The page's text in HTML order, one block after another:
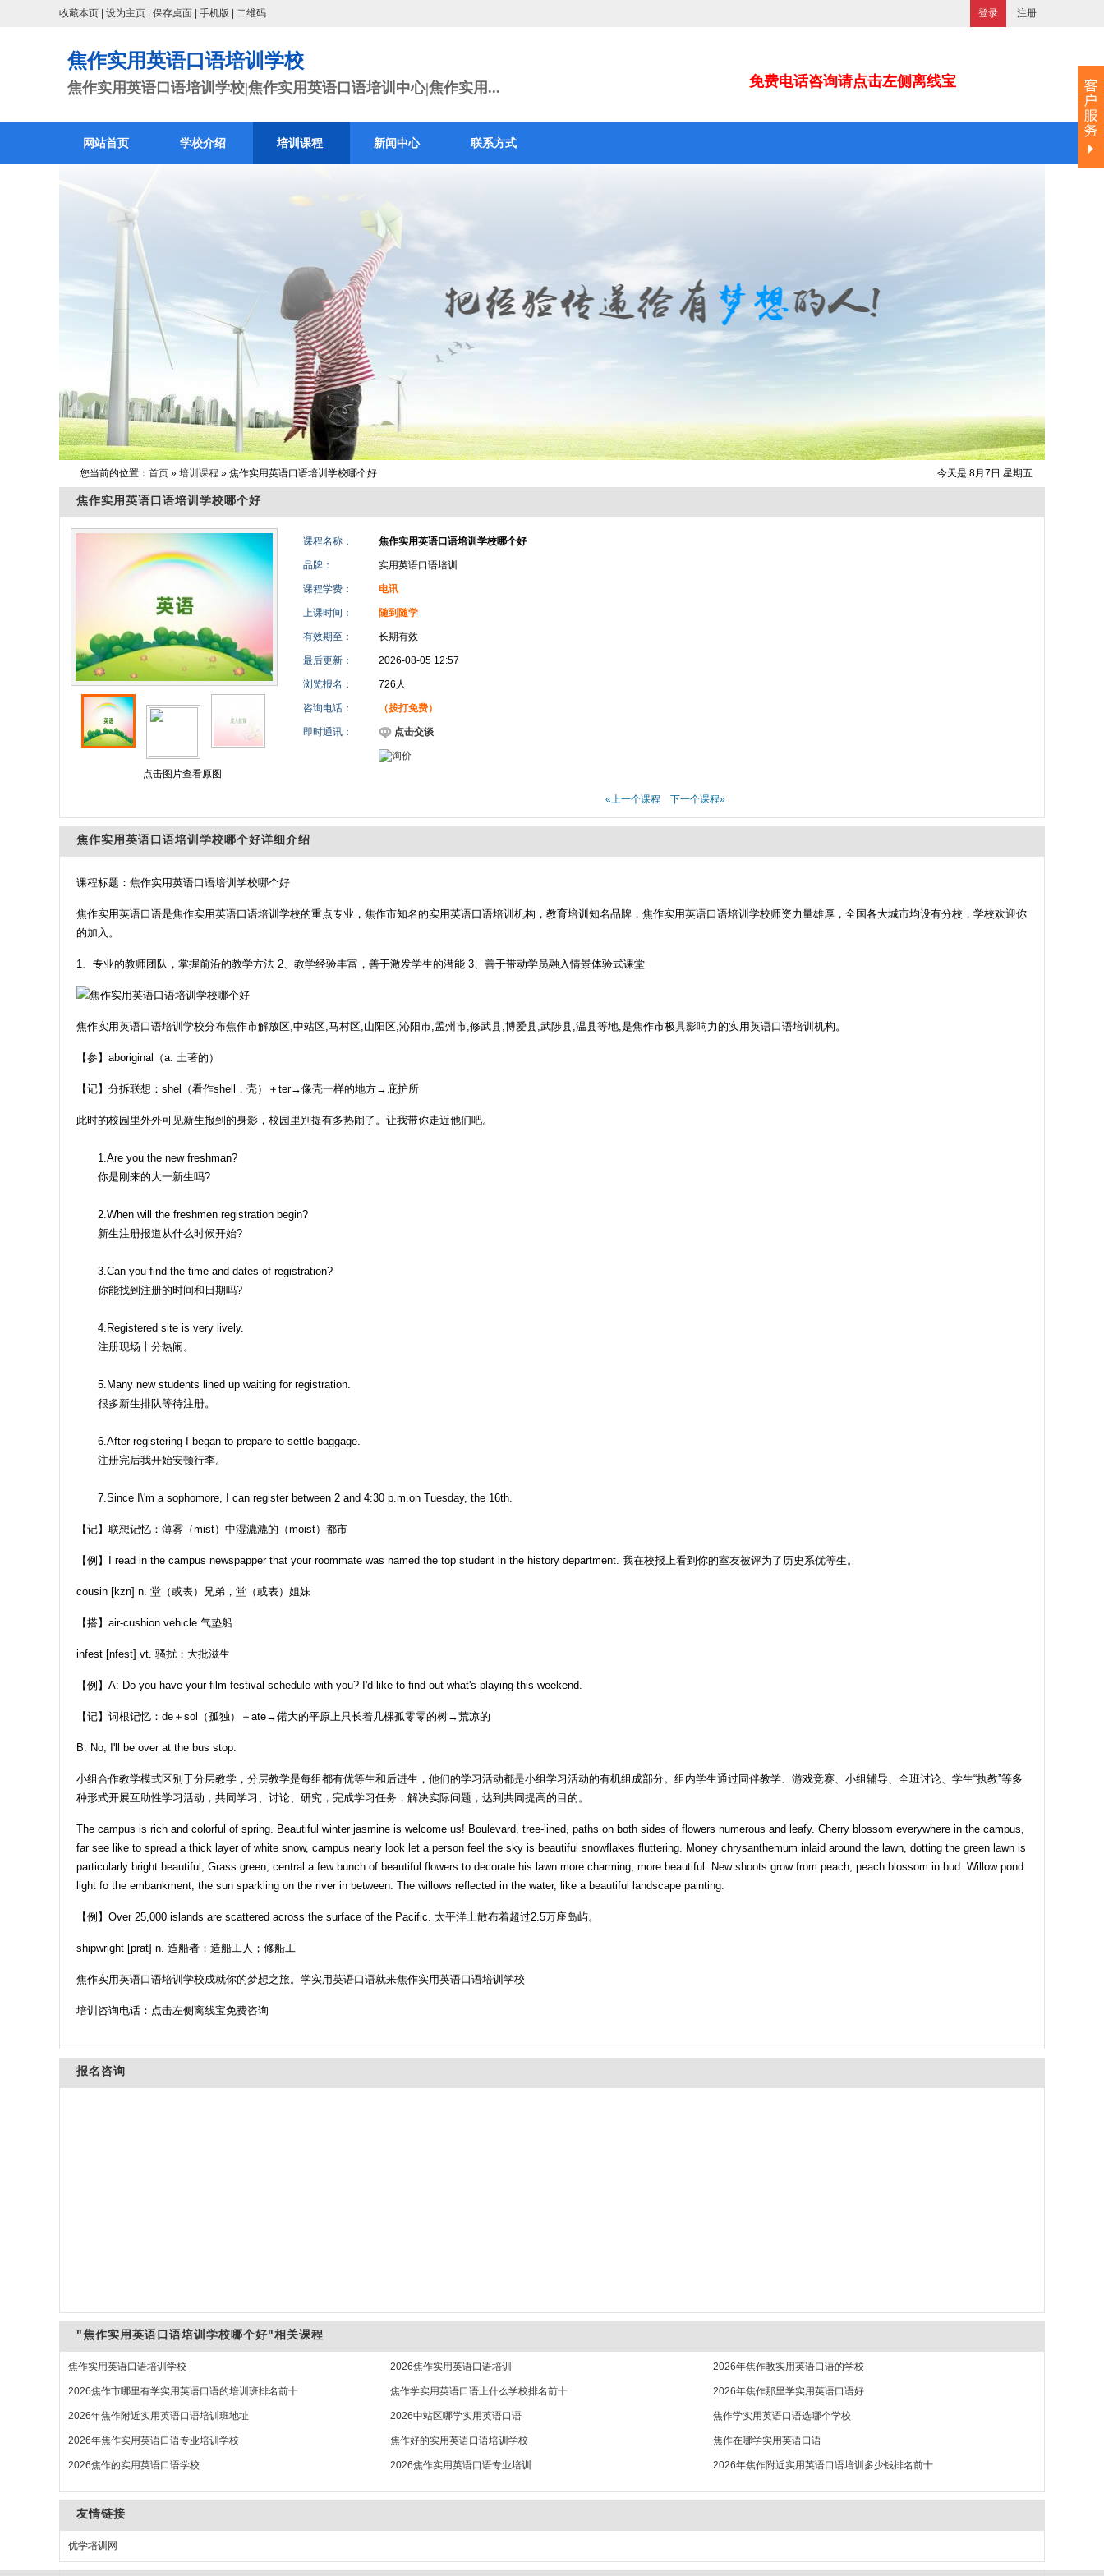
收藏本页 设为主页 保存桌面 手机版 二维码 登录 注册
免费电话咨询请点击左侧离线宝
焦作实用英语口语培训学校
焦作实用英语口语培训学校|焦作实用英语口语培训中心|焦作实用...
网站首页 学校介绍 培训课程 新闻中心 联系方式
今天是 8月7日 星期五
您当前的位置： 首页 » 培训课程 » 焦作实用英语口语培训学校哪个好
焦作实用英语口语培训学校哪个好
点击图片查看原图
课程名称： 焦作实用英语口语培训学校哪个好
品牌： 实用英语口语培训
课程学费： 电讯
上课时间： 随到随学
有效期至： 长期有效
最后更新： 2026-08-05 12:57
浏览报名： 726人
咨询电话： （拨打免费）
即时通讯： 点击交谈
«上一个课程 下一个课程»
焦作实用英语口语培训学校哪个好详细介绍
课程标题：焦作实用英语口语培训学校哪个好
焦作实用英语口语是焦作实用英语口语培训学校的重点专业，焦作市知名的实用英语口语培训机构，教育培训知名品牌，焦作实用英语口语培训学校师资力量雄厚，全国各大城市均设有分校，学校欢迎你
的加入。
1、专业的教师团队，掌握前沿的教学方法 2、教学经验丰富，善于激发学生的潜能 3、善于带动学员融入情景体验式课堂
焦作实用英语口语培训学校分布焦作市解放区,中站区,马村区,山阳区,沁阳市,孟州市,修武县,博爱县,武陟县,温县等地,是焦作市极具影响力的实用英语口语培训机构。
【参】aboriginal（a. 土著的）
【记】分拆联想：shel（看作shell，壳）＋ter→像壳一样的地方→庇护所
此时的校园里外外可见新生报到的身影，校园里别提有多热闹了。让我带你走近他们吧。
1.Are you the new freshman?
你是刚来的大一新生吗?
2.When will the freshmen registration begin?
新生注册报道从什么时候开始?
3.Can you find the time and dates of registration?
你能找到注册的时间和日期吗?
4.Registered site is very lively.
注册现场十分热闹。
5.Many new students lined up waiting for registration.
很多新生排队等待注册。
6.After registering I began to prepare to settle baggage.
注册完后我开始安顿行李。
7.Since I\'m a sophomore, I can register between 2 and 4:30 p.m.on Tuesday, the 16th.
【记】联想记忆：薄雾（mist）中湿漉漉的（moist）都市
【例】I read in the campus newspapper that your roommate was named the top student in the history department. 我在校报上看到你的室友被评为了历史系优等生。
cousin [kzn] n. 堂（或表）兄弟，堂（或表）姐妹
【搭】air-cushion vehicle 气垫船
infest [nfest] vt. 骚扰；大批滋生
【例】A: Do you have your film festival schedule with you? I'd like to find out what's playing this weekend.
【记】词根记忆：de＋sol（孤独）＋ate→偌大的平原上只长着几棵孤零零的树→荒凉的
B: No, I'll be over at the bus stop.
小组合作教学模式区别于分层教学，分层教学是每组都有优等生和后进生，他们的学习活动都是小组学习活动的有机组成部分。组内学生通过同伴教学、游戏竞赛、小组辅导、全班讨论、学生“执教”等多
种形式开展互助性学习活动，共同学习、讨论、研究，完成学习任务，解决实际问题，达到共同提高的目的。
The campus is rich and colorful of spring. Beautiful winter jasmine is welcome us! Boulevard, tree-lined, paths on both sides of flowers numerous and leafy. Cherry blossom everywhere in the campus,
far see like to spread a thick layer of white snow, campus nearly look let a person feel the sky is beautiful snowflakes fluttering. Money chrysanthemum inlaid around the lawn, dotting the green lawn is
particularly bright beautiful; Grass green, central a few bunch of beautiful flowers to decorate his lawn more charming, more beautiful. New shoots grow from peach, peach blossom in bud. Willow pond
light fo the embankment, the sun sparkling on the river in between. The willows reflected in the water, like a beautiful landscape painting.
【例】Over 25,000 islands are scattered across the surface of the Pacific. 太平洋上散布着超过2.5万座岛屿。
shipwright [prat] n. 造船者；造船工人；修船工
焦作实用英语口语培训学校成就你的梦想之旅。学实用英语口语就来焦作实用英语口语培训学校
培训咨询电话：点击左侧离线宝免费咨询
报名咨询
"焦作实用英语口语培训学校哪个好"相关课程
焦作实用英语口语培训学校 2026焦作实用英语口语培训 2026年焦作教实用英语口语的学校
2026焦作市哪里有学实用英语口语的培训班排名前十 焦作学实用英语口语上什么学校排名前十 2026年焦作那里学实用英语口语好
2026年焦作附近实用英语口语培训班地址 2026中站区哪学实用英语口语 焦作学实用英语口语选哪个学校
2026年焦作实用英语口语专业培训学校 焦作好的实用英语口语培训学校 焦作在哪学实用英语口语
2026焦作的实用英语口语学校 2026焦作实用英语口语专业培训 2026年焦作附近实用英语口语培训多少钱排名前十
友情链接
优学培训网